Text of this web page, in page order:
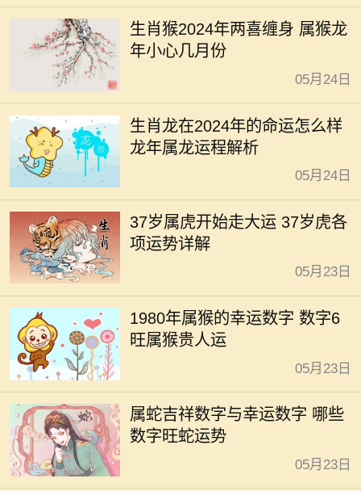
生肖猴2024年两喜缠身 属猴龙
年小心几月份
05月24日
生肖龙在2024年的命运怎么样
龙年属龙运程解析
05月24日
37岁属虎开始走大运 37岁虎各
项运势详解
05月23日
1980年属猴的幸运数字 数字6
旺属猴贵人运
05月23日
属蛇吉祥数字与幸运数字 哪些
数字旺蛇运势
05月23日